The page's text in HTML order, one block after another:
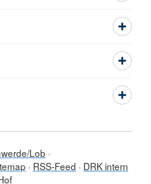
Lob
RSS-Feed
DRK intern